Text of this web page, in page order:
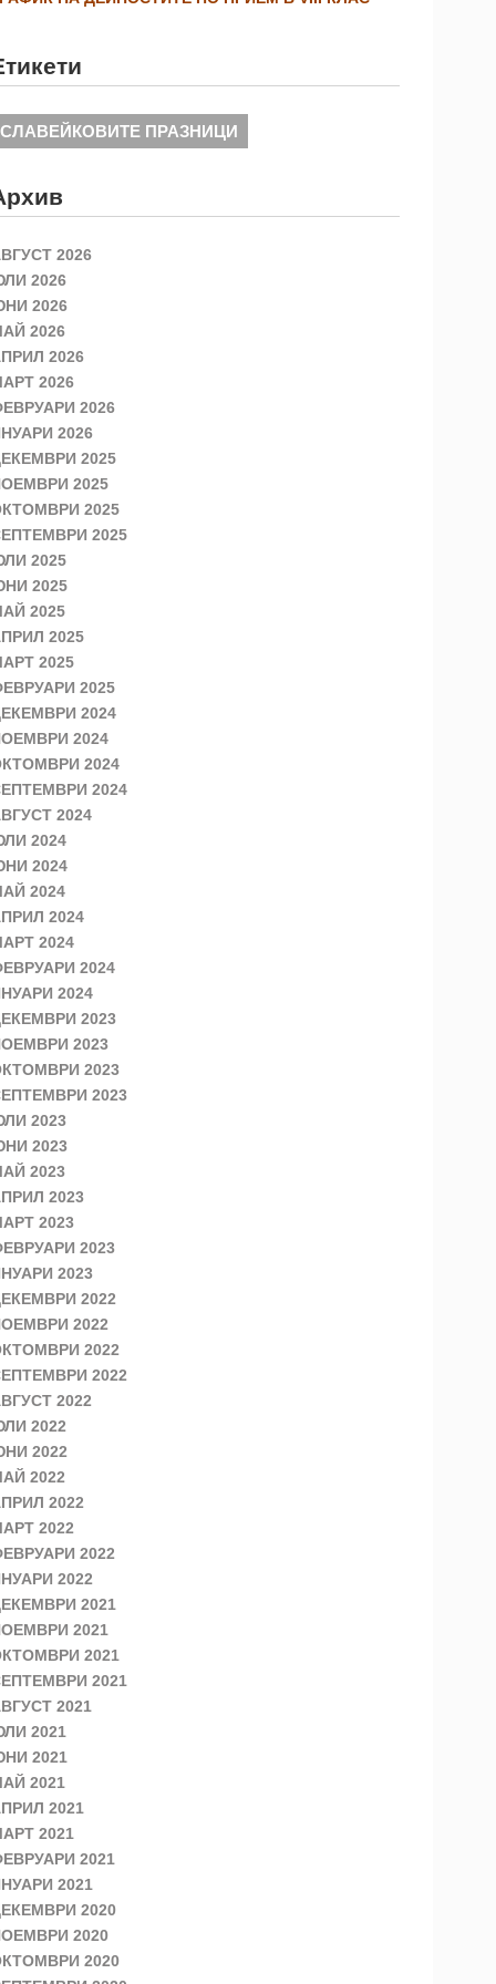
СЛАВЕЙКОВИТЕ ПРАЗНИЦИ
2026
2026
2026
2026
2026
2026
2026
2026
2025
2025
2025
2025
2025
2025
2025
2025
2025
2025
2024
2024
2024
2024
2024
2024
2024
2024
2024
2024
2024
2024
2023
2023
2023
2023
2023
2023
2023
2023
2023
2023
2023
2022
2022
2022
2022
2022
2022
2022
2022
2022
2022
2022
2022
2021
2021
2021
2021
2021
2021
2021
2021
2021
2021
2021
2021
2020
2020
2020